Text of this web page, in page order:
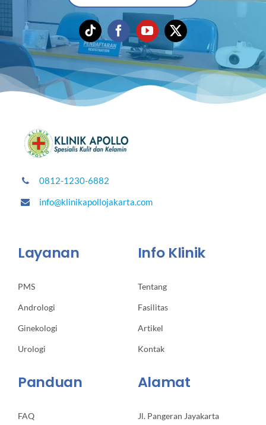
0812-1230-6882
info@klinikapollojakarta.com
Layanan
PMS
Andrologi
Ginekologi
Urologi
Info Klinik
Tentang
Fasilitas
Artikel
Kontak
Panduan
FAQ
Alamat
Jl. Pangeran Jayakarta